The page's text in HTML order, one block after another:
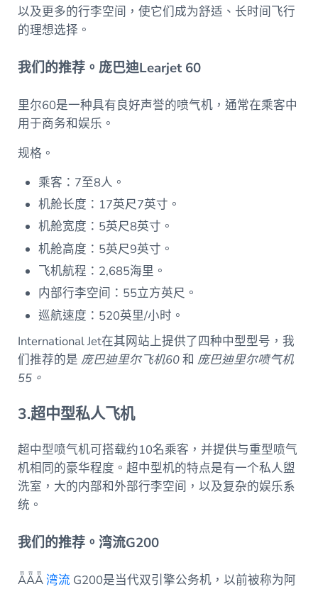
以及更多的行李空间，使它们成为舒适、长时间飞行
的理想选择。
我们的推荐。庞巴迪Learjet 60
里尔60是一种具有良好声誉的喷气机，通常在乘客中
用于商务和娱乐。
规格。
乘客：7至8人。
机舱长度：17英尺7英寸。
机舱宽度：5英尺8英寸。
机舱高度：5英尺9英寸。
飞机航程：2,685海里。
内部行李空间：55立方英尺。
巡航速度：520英里/小时。
International Jet在其网站上提供了四种中型型号，我
们推荐的是 庞巴迪里尔飞机60和 庞巴迪里尔喷气机
55。
3.超中型私人飞机
超中型喷气机可搭载约10名乘客，并提供与重型喷气
机相同的豪华程度。超中型机的特点是有一个私人盥
洗室，大的内部和外部行李空间，以及复杂的娱乐系
统。
我们的推荐。湾流G200
ǞǞǞ湾流 G200是当代双引擎公务机，以前被称为阿